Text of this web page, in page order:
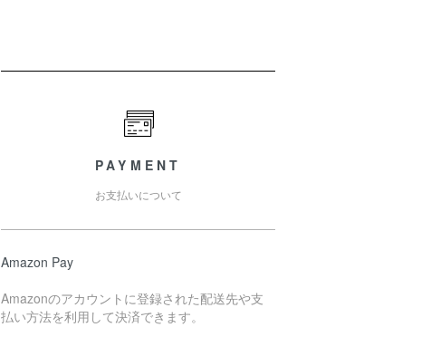
PAYMENT
お支払いについて
Amazon Pay
Amazonのアカウントに登録された配送先や支
払い方法を利用して決済できます。